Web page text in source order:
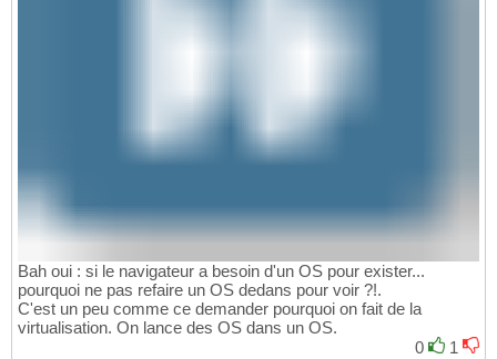
Bah oui : si le navigateur a besoin d'un OS pour exister...
pourquoi ne pas refaire un OS dedans pour voir ?!.
C'est un peu comme ce demander pourquoi on fait de la
virtualisation. On lance des OS dans un OS.
0
1